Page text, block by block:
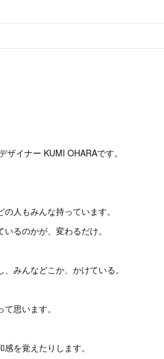
イナー KUMI OHARAです。
人もみんな持っています。
るのかが、変わるだけ。
みんなどこか、かけている。
思います。
を覚えたりします。